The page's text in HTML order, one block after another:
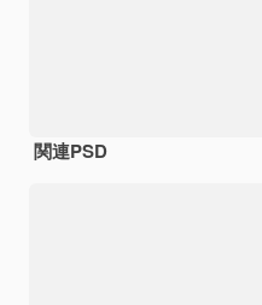
関連PSD